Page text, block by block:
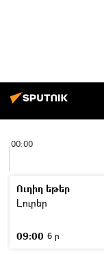
00:00
Ուղիղ եթեր
Լուրեր
09:00 6 ր